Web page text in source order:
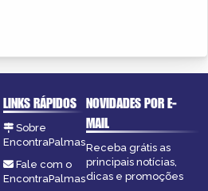
LINKS RÁPIDOS
Sobre
EncontraPalmas
Fale com o
EncontraPalmas
NOVIDADES POR E-
MAIL
Receba grátis as
principais notícias,
dicas e promoções